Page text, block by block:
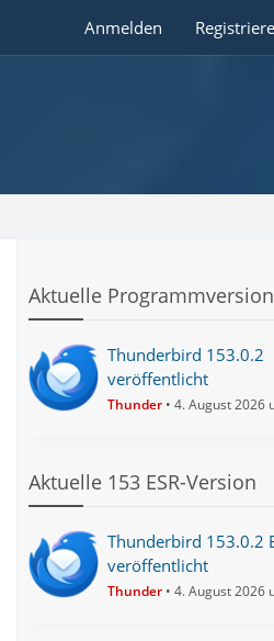
Anmelden
Aktuelle Programmversion
Thunderbird 153.0.2
veröffentlicht
Thunder 4. August 2026
Aktuelle 153 ESR-Version
Thunderbird 153.0.2
veröffentlicht
Thunder 4. August 2026